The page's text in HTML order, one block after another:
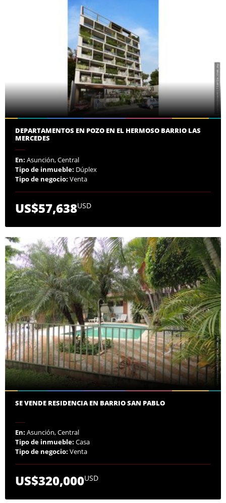
DEPARTAMENTOS EN POZO EN EL HERMOSO BARRIO LAS
MERCEDES
En: Asunción, Central
Tipo de inmueble: Dúplex
Tipo de negocio: Venta
US$57,638USD
SE VENDE RESIDENCIA EN BARRIO SAN PABLO
En: Asunción, Central
Tipo de inmueble: Casa
Tipo de negocio: Venta
US$320,000USD